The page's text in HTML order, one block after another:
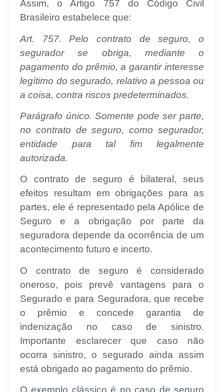
Assim, o Artigo 757 do Código Civil
Brasileiro estabelece que:
Art. 757. Pelo contrato de seguro, o
segurador se obriga, mediante o
pagamento do prêmio, a garantir interesse
legítimo do segurado, relativo a pessoa ou
a coisa, contra riscos predeterminados.
Parágrafo único. Somente pode ser parte,
no contrato de seguro, como segurador,
entidade para tal fim legalmente
autorizada.
O contrato de seguro é bilateral, seus
efeitos resultam em obrigações para as
partes, ele é representado pela Apólice de
Seguro e a obrigação por parte da
seguradora depende da ocorrência de um
acontecimento futuro e incerto.
O contrato de seguro é considerado
oneroso, pois prevê vantagens para o
Segurado e para Seguradora, que recebe
o prêmio e concede garantia de
indenização no caso de sinistro.
Importante esclarecer que caso não
ocorra sinistro, o segurado ainda assim
está obrigado ao pagamento do prêmio.
O exemplo clássico é no caso de seguro